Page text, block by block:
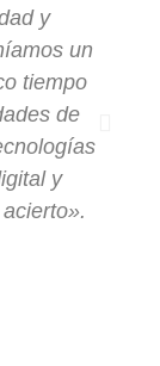
y
un
tiempo
de
y